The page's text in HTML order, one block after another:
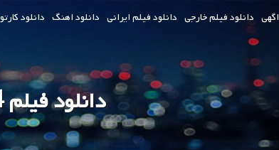
اگهی دانلود فیلم خارجی دانلود فیلم ایرانی دانلود اهنگ دانلود
دانلود فیلم Trigger Warning 2024